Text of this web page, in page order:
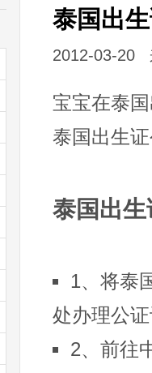
泰国出
2012-03-20
宝宝在泰
泰国出生
泰国出
1、将泰
处办理公
2、前往